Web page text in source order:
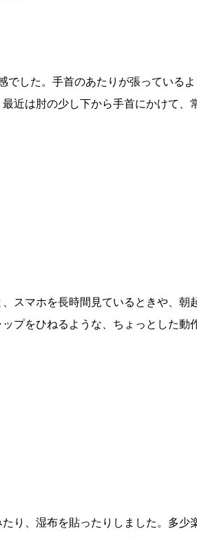
でした。手首のあたりが張っている
近は肘の少し下から手首にかけて、
スマホを長時間見ているときや、朝
プをひねるような、ちょっとした動
り、湿布を貼ったりしました。多少